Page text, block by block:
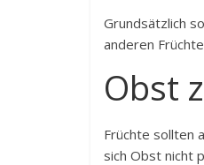
Grundsätzlich
anderen
Obst
Früchte sollten
sich Obst nicht